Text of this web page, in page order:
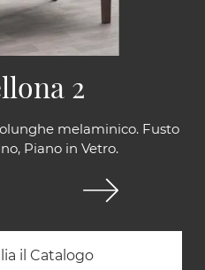
melaminico. Fusto
Piano in Vetro.
il Catalogo
2